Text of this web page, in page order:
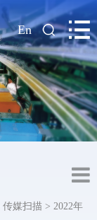
| En
传媒扫描 > 2022年